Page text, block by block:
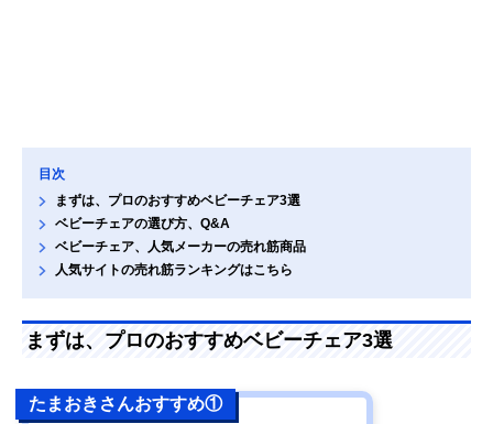
目次
まずは、プロのおすすめベビーチェア3選
ベビーチェアの選び方、Q&A
ベビーチェア、人気メーカーの売れ筋商品
人気サイトの売れ筋ランキングはこちら
まずは、プロのおすすめベビーチェア3選
たまおきさんおすすめ①